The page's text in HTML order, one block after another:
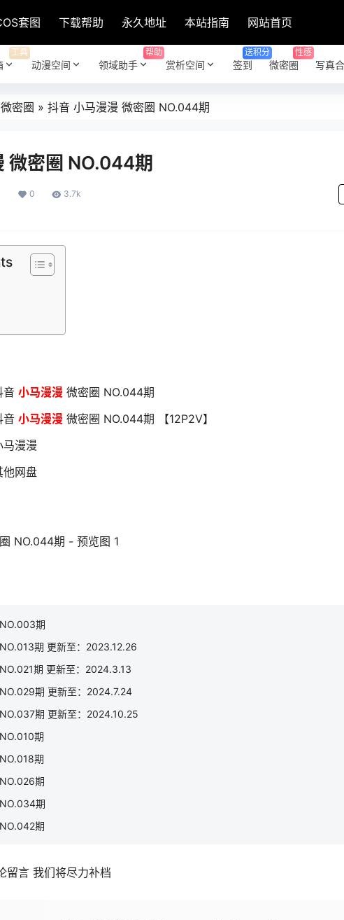
套图 下载帮助 永久地址 本站指南 网站首页
工具
动漫空间 领域助手
帮助
赏析空间 签到
送积分
微密圈
性感
写真
微密圈 » 抖音 小马漫漫 微密圈 NO.044期
微密圈 NO.044期
0 3.7k
音 小马漫漫 微密圈 NO.044期
音 小马漫漫 微密圈 NO.044期 【12P2V】
马漫漫
他网盘
期
期 更新至：2023.12.26
期 更新至：2024.3.13
期 更新至：2024.7.24
期 更新至：2024.10.25
期
期
期
期
期
留言 我们将尽力补档